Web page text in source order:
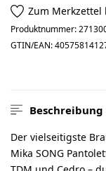
Zum
Produktnummer:
GTIN/EAN:
Beschreibung
Der vielseitigste
Mika SONG